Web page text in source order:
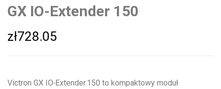
GX IO-Extender 150
zł728.05
Victron GX IO‑Extender 150 to kompaktowy moduł